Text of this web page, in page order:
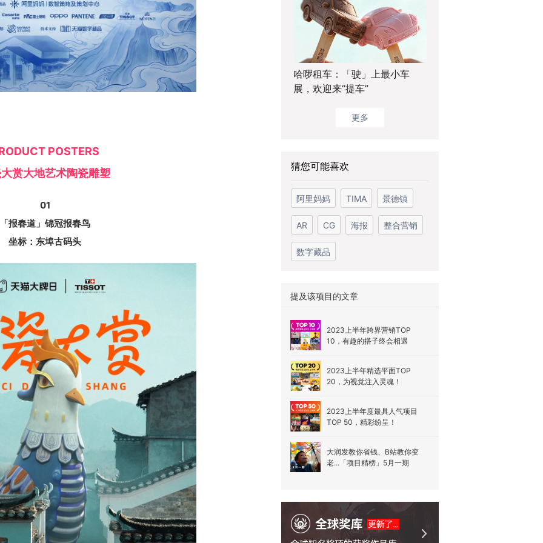
POSTERS
赏大地艺术陶瓷雕塑
01
「报春道」锦冠报春⻦
坐标：东埠古码头
哈啰租车：「驶」上最小车
展，欢迎来“提车”
更多
猜您可能喜欢
阿里妈妈 TIMA 景德镇
AR CG 海报 整合营销
数字藏品
提及该项目的文章
2023上半年跨界营销TOP
10，有趣的搭子终会相遇
2023上半年精选平面TOP
20，为视觉注入灵魂！
2023上半年度最具人气项目
TOP 50，精彩纷呈！
大润发教你省钱、B站教你变
老...「项目精榜」5月一期